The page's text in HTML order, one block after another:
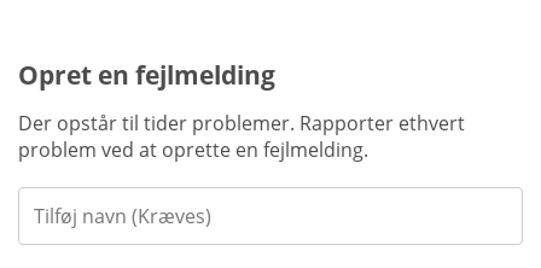
Opret en fejlmelding
Der opstår til tider problemer. Rapporter ethvert
problem ved at oprette en fejlmelding.